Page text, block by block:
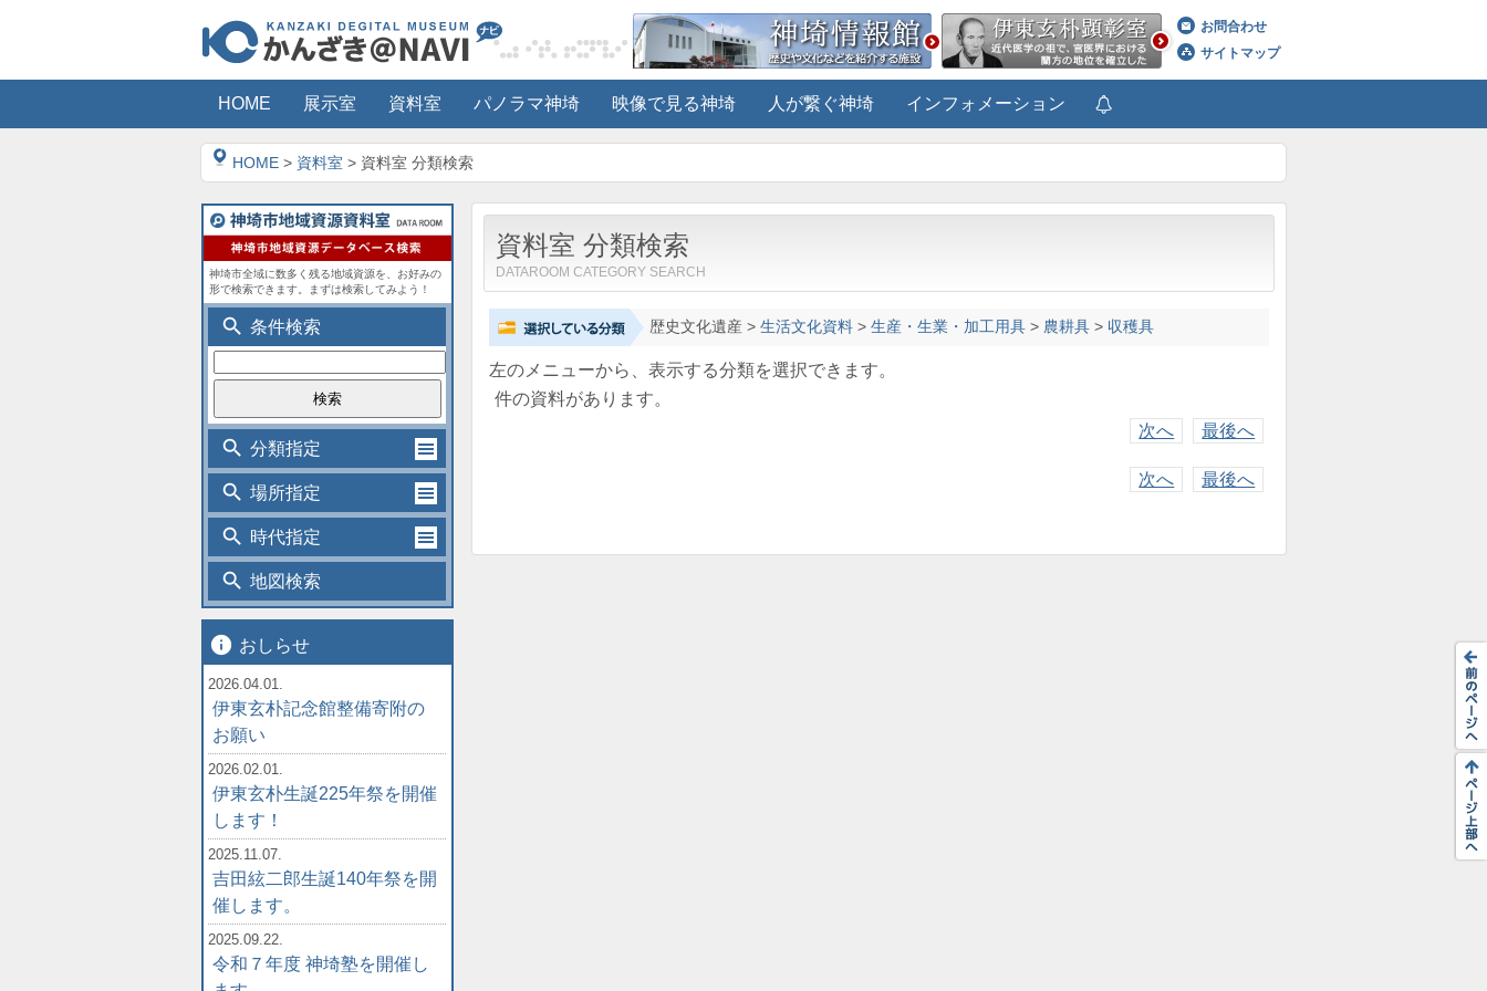
お問合わせ
サイトマップ
HOME 展示室 資料室 パノラマ神埼 映像で見る神埼 人が繋ぐ神埼 インフォメーション
HOME > 資料室 > 資料室 分類検索
資料室 分類検索
DATAROOM CATEGORY SEARCH
歴史文化遺産> 生活文化資料> 生産・生業・加工用具> 農耕具> 収穫具
左のメニューから、表示する分類を選択できます。
件の資料があります。
次へ
最後へ
次へ 最後へ
神埼市全域に数多く残る地域資源を、お好みの
形で検索できます。まずは検索してみよう！
search 条件検索
search 分類指定
search 場所指定
search 時代指定
search 地図検索
info おしらせ
2026.04.01.
伊東玄朴記念館整備寄附の
お願い
2026.02.01.
伊東玄朴生誕225年祭を開催
します！
2025.11.07.
吉田絃二郎生誕140年祭を開
催します。
2025.09.22.
令和７年度 神埼塾を開催し